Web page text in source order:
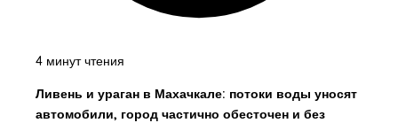
4 минут чтения
Ливень и ураган в Махачкале: потоки воды уносят
автомобили, город частично обесточен и без